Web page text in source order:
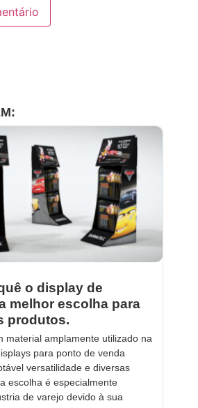
o display de
melhor escolha para
produtos.
material amplamente utilizado na
para ponto de venda
versatilidade e diversas
escolha é especialmente
de varejo devido à sua